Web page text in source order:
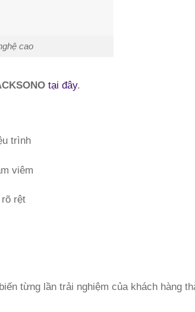
cao
tại đây.
trình
viêm
rõ rệt
từng lần trải nghiệm của khách hàng